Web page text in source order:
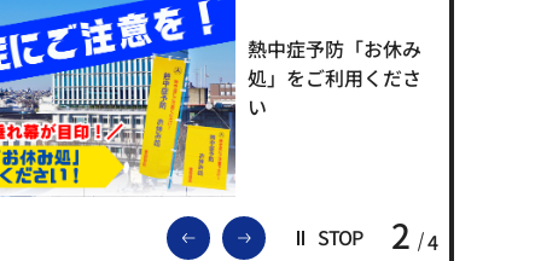
前のスライドを表示
次のスライドを表示
STOP 2 4
熱中症予防「お休み
処」をご利用くださ
い